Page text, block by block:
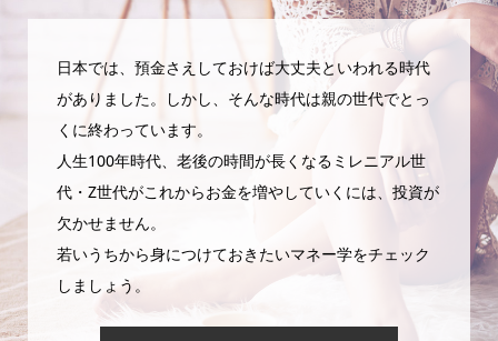
日本では、預金さえしておけば大丈夫といわれる時代
がありました。しかし、そんな時代は親の世代でとっ
くに終わっています。
人生100年時代、老後の時間が長くなるミレニアル世
代・Z世代がこれからお金を増やしていくには、投資が
欠かせません。
若いうちから身につけておきたいマネー学をチェック
しましょう。